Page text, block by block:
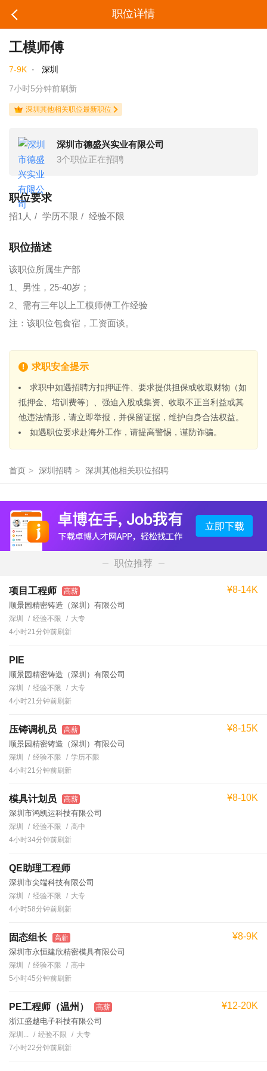
职位详情
工模师傅
7-9K ·
深圳
7小时5分钟前刷新
深圳其他相关职位最新职位
深圳市德盛兴实业有限公司
3个职位正在招聘
职位要求
招1人 学历不限 经验不限
职位描述
该职位所属生产部
1、男性，25-40岁；
2、需有三年以上工模师傅工作经验
注：该职位包食宿，工资面谈。
求职安全提示
求职中如遇招聘方扣押证件、要求提供担保或收取财物（如
抵押金、培训费等）、强迫入股或集资、收取不正当利益或其
他违法情形，请立即举报，并保留证据，维护自身合法权益。
如遇职位要求赴海外工作，请提高警惕，谨防诈骗。
首页 > 深圳招聘 > 深圳其他相关职位招聘
职位推荐
项目工程师 高薪
顺景园精密铸造（深圳）有限公司
¥8-14K
深圳 经验不限
大专
4小时21分钟前刷新
PIE
顺景园精密铸造（深圳）有限公司
深圳 经验不限
大专
4小时21分钟前刷新
压铸调机员 高薪
顺景园精密铸造（深圳）有限公司
¥8-15K
深圳 经验不限
学历不限
4小时21分钟前刷新
模具计划员 高薪
深圳市鸿凯运科技有限公司
¥8-10K
深圳 经验不限
高中
4小时34分钟前刷新
QE助理工程师
深圳市尖端科技有限公司
深圳 经验不限
大专
4小时58分钟前刷新
固态组长 高薪
深圳市永恒建欣精密模具有限公司
¥8-9K
深圳 经验不限
高中
5小时45分钟前刷新
PE工程师（温州） 高薪
浙江盛越电子科技有限公司
¥12-20K
深圳... 经验不限
大专
7小时22分钟前刷新